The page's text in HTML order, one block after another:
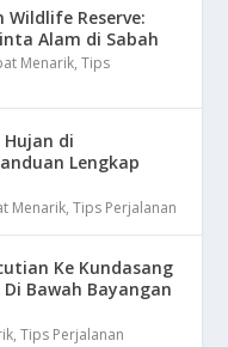
Reserve:
Alam di Sabah
Menarik,Tips
di
Lengkap
Menarik,Tips Perjalanan
Ke Kundasang
Bawah Bayangan
,Tips Perjalanan